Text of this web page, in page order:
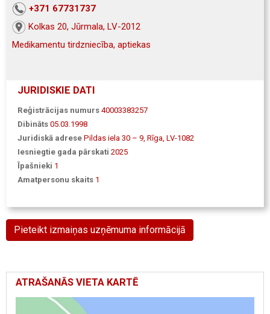
+371 67731737
Kolkas 20, Jūrmala, LV-2012
Medikamentu tirdzniecība, aptiekas
JURIDISKIE DATI
Reģistrācijas numurs 40003383257
Dibināts 05.03.1998
Juridiskā adrese Pildas iela 30 – 9, Rīga, LV-1082
Iesniegtie gada pārskati 2025
Īpašnieki 1
Amatpersonu skaits 1
Pieteikt izmaiņas uzņēmuma informācijā
ATRAŠANĀS VIETA KARTĒ